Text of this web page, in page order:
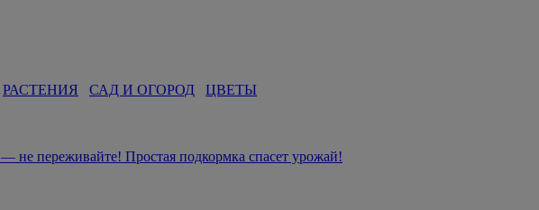
РАСТЕНИЯ САД И ОГОРОД ЦВЕТЫ
не переживайте! Простая подкормка спасет урожай!